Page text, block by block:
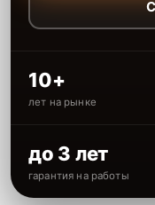
10+
лет на рынке
до 3 лет
гарантия на работы